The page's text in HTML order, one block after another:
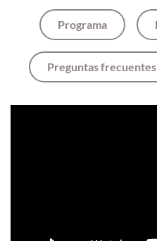
Programa
Preguntas frecuentes